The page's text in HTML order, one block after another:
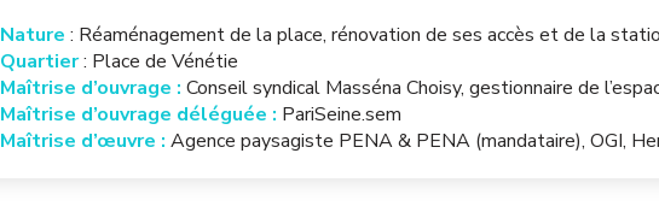
Nature : Réaménagement de la place, rénovation de ses accès et de la
Quartier: Place de Vénétie
Maîtrise d’ouvrage : Conseil syndical Masséna Choisy, gestionnaire de
Maîtrise d’ouvrage déléguée : PariSeine.sem
Maîtrise d’œuvre : Agence paysagiste PENA & PENA (mandataire), OGI,